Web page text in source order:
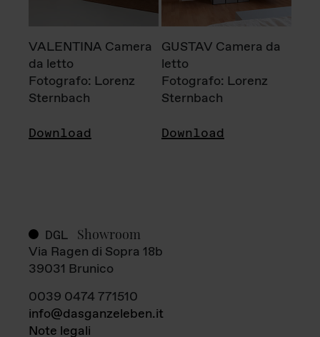
VALENTINA Camera
da letto
Fotografo: Lorenz
Sternbach
Download
GUSTAV Camera da
letto
Fotografo: Lorenz
Sternbach
Download
DGL Showroom
Via Ragen di Sopra 18b
39031 Brunico
0039 0474 771510
info@dasganzeleben.it
Note legali